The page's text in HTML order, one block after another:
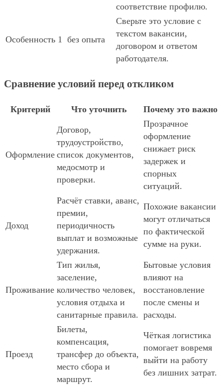
соответствие профилю.
Особенность 1 без опыта
Сверьте это условие с
текстом вакансии,
договором и ответом
работодателя.
Сравнение условий перед откликом
Критерий Что уточнить Почему это важно
Оформление
Договор,
трудоустройство,
список документов,
медосмотр и
проверки.
Прозрачное
оформление
снижает риск
задержек и
спорных
ситуаций.
Доход
Расчёт ставки, аванс,
премии,
периодичность
выплат и возможные
удержания.
Похожие вакансии
могут отличаться
по фактической
сумме на руки.
Проживание
Тип жилья,
заселение,
количество человек,
условия отдыха и
санитарные правила.
Бытовые условия
влияют на
восстановление
после смены и
расходы.
Проезд
Билеты,
компенсация,
трансфер до объекта,
место сбора и
маршрут.
Чёткая логистика
помогает вовремя
выйти на работу
без лишних затрат.